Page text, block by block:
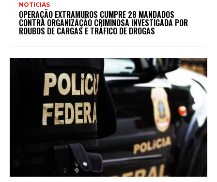
NOTICIAS
OPERAÇÃO EXTRAMUROS CUMPRE 28 MANDADOS
CONTRA ORGANIZAÇÃO CRIMINOSA INVESTIGADA POR
ROUBOS DE CARGAS E TRÁFICO DE DROGAS